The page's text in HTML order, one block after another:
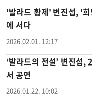
'발라드 황제' 변진섭, '
에 서다
2026.02.01. 12:17
‘발라드의 전설’ 변진섭,
서 공연
2026.01.22. 10:02